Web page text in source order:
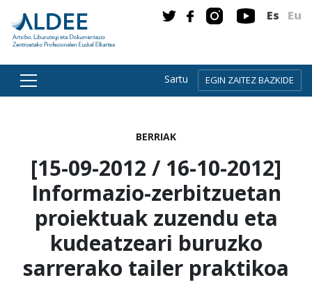
Es Eu
Sartu EGIN ZAITEZ BAZKIDE
BERRIAK
[15-09-2012 / 16-10-2012]
Informazio-zerbitzuetan
proiektuak zuzendu eta
kudeatzeari buruzko
sarrerako tailer praktikoa